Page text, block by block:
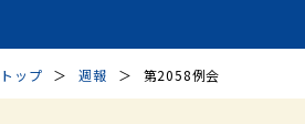
トップ ＞ 週報 ＞ 第2058例会